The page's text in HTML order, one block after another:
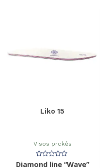
Liko 15
Visos prekės
Įvertinimas:
Diamond line “Wave”